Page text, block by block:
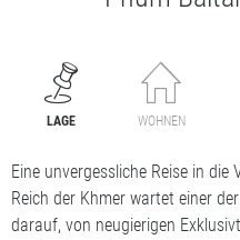
LAGE WOHNEN
Eine unvergessliche Reise in
Reich der Khmer wartet einer
darauf, von neugierigen